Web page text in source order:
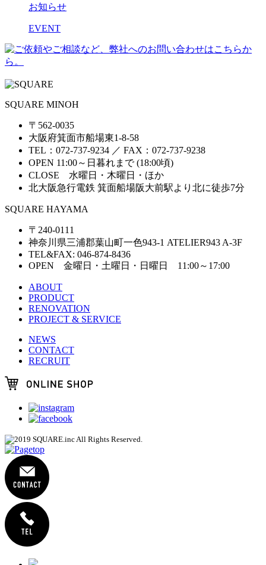
お知らせ
EVENT
SQUARE MINOH
〒562-0035
大阪府箕面市船場東1-8-58
TEL：072-737-9234 ／ FAX：072-737-9238
OPEN 11:00～日暮れまで (18:00頃)
CLOSE 水曜日・木曜日・ほか
北大阪急行電鉄 箕面船場阪大前駅より北に徒歩7分
SQUARE HAYAMA
〒240-0111
神奈川県三浦郡葉山町一色943-1 ATELIER943 A-3F
TEL&FAX: 046-874-8436
OPEN 金曜日・土曜日・日曜日 11:00～17:00
ABOUT
PRODUCT
RENOVATION
PROJECT & SERVICE
NEWS
CONTACT
RECRUIT